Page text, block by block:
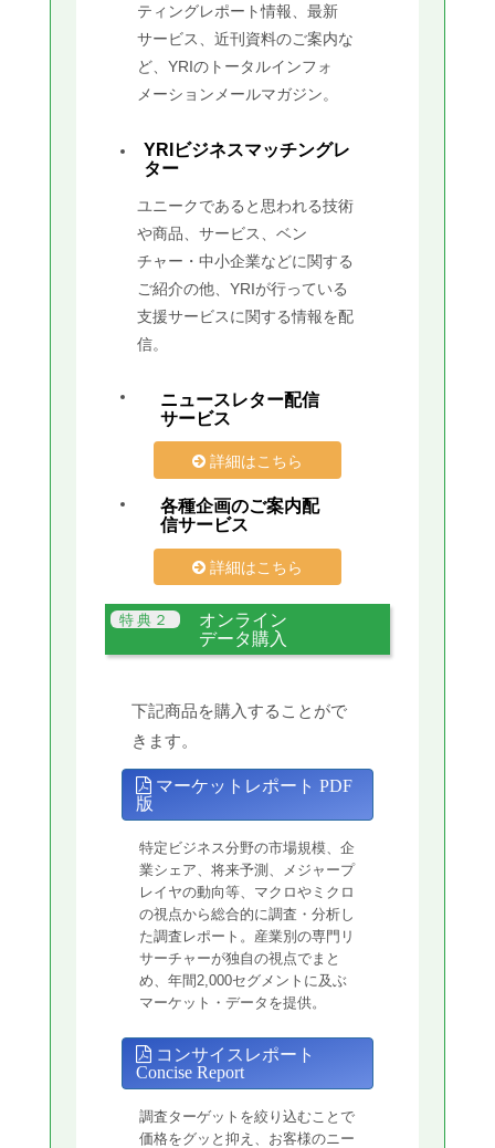
ティングレポート情報、最新
サービス、近刊資料のご案内な
ど、YRIのトータルインフォ
メーションメールマガジン。
YRIビジネスマッチングレ
ター
ユニークであると思われる技術
や商品、サービス、ベン
チャー・中小企業などに関する
ご紹介の他、YRIが行っている
支援サービスに関する情報を配
信。
ニュースレター配信
サービス
詳細はこちら
各種企画のご案内配
信サービス
詳細はこちら
オンライン
データ購入
下記商品を購入することがで
きます。
マーケットレポート PDF
版
特定ビジネス分野の市場規模、企
業シェア、将来予測、メジャープ
レイヤの動向等、マクロやミクロ
の視点から総合的に調査・分析し
た調査レポート。産業別の専門リ
サーチャーが独自の視点でまと
め、年間2,000セグメントに及ぶ
マーケット・データを提供。
コンサイスレポート
Concise Report
調査ターゲットを絞り込むことで
価格をグッと抑え、お客様のニー